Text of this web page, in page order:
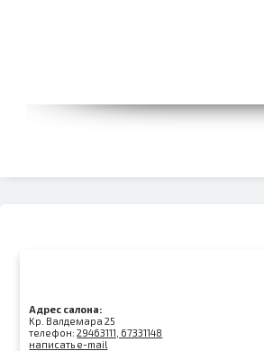
Адрес салона:
Kр. Валдемара 25
телефон:29463111, 67331148
написать e-mail